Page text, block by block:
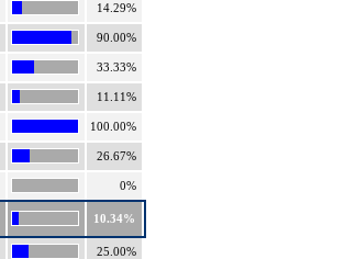
14.29%
90.00%
33.33%
11.11%
100.00%
26.67%
0%
10.34%
25.00%